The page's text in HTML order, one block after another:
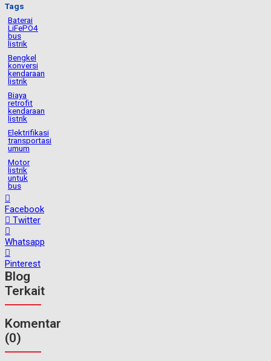
Tags
Baterai
LiFePO4
bus
listrik
Bengkel
konversi
kendaraan
listrik
Biaya
retrofit
kendaraan
listrik
Elektrifikasi
transportasi
umum
Motor
listrik
untuk
bus
Facebook
Twitter
Whatsapp
Pinterest
Blog
Terkait
Komentar
(0)